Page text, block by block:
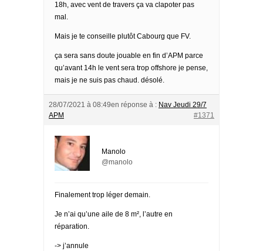
18h, avec vent de travers ça va clapoter pas
mal.
Mais je te conseille plutôt Cabourg que FV.
ça sera sans doute jouable en fin d’APM parce
qu’avant 14h le vent sera trop offshore je pense,
mais je ne suis pas chaud. désolé.
28/07/2021 à 08:49en réponse à : Nav Jeudi 29/7
APM
#1371
Manolo
@manolo
Finalement trop léger demain.
Je n’ai qu’une aile de 8 m², l’autre en
réparation.
-> j’annule